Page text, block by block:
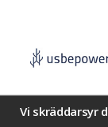
Vi skräddarsyr